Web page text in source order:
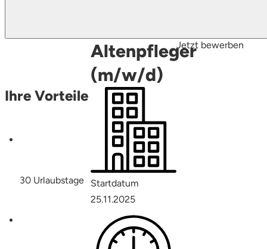
Altenpfleger
(m/w/d)
Jetzt bewerben
Ihre Vorteile
30 Urlaubstage
Startdatum
25.11.2025